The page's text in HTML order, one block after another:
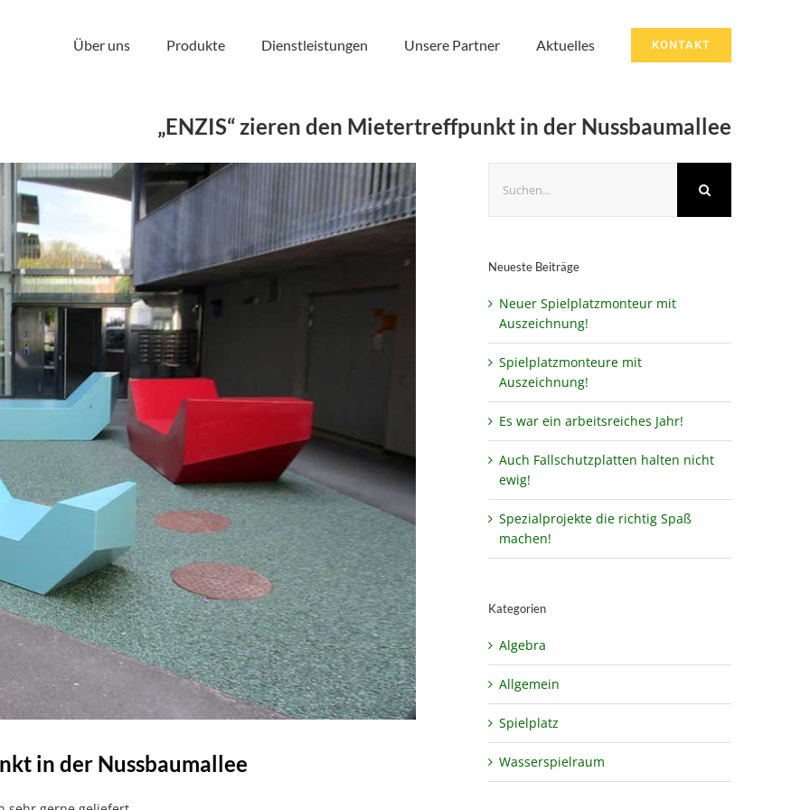
Über uns Produkte Dienstleistungen Unsere Partner Aktuelles KONTAKT
„ENZIS“ zieren den Mietertreffpunkt in der Nussbaumallee
in der Nussbaumallee
nach:
Neueste Beiträge
Neuer Spielplatzmonteur mit
Auszeichnung!
Spielplatzmonteure mit
Auszeichnung!
Es war ein arbeitsreiches Jahr!
Auch Fallschutzplatten halten nicht
ewig!
Spezialprojekte die richtig Spaß
machen!
Kategorien
Algebra
Allgemein
Spielplatz
Wasserspielraum